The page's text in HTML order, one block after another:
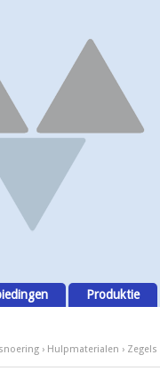
Produktie
› Hulpmaterialen ›